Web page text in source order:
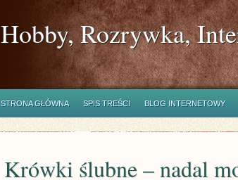
Hobby, Rozrywka,
STRONA GŁÓWNA SPIS TREŚCI BLOG INTERNETOWY
Krówki ślubne – nadal